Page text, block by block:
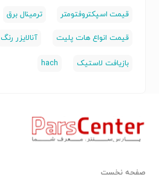
قیمت اسپکتروفتومتر ترمینال برق
قیمت انواع هات پلیت آنالایزر رنگ
بازیافت لاستیک hach
صفحه نخست